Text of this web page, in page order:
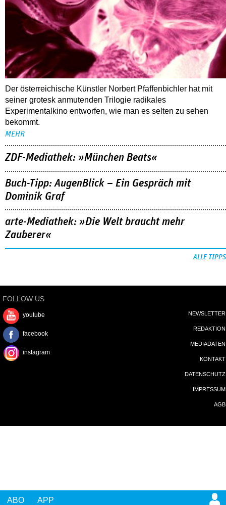
ABO APP
Der österreichische Künstler Norbert Pfaffenbichler hat mit
seiner grotesk anmutenden Trilogie radikales
Experimentalkino entworfen, wie man es selten zu sehen
bekommt.
MEHR
ZDF-Mediathek: »München Beats«
Buch-Tipp: AugenBlick – Ein Gespräch mit
Dominik Graf
arte-Mediathek: »Die Welt braucht mehr
Zauberer«
ALLE TIPPS
FOLLOW US
youtube
facebook
instagram
NEWSLETTER
REDAKTION
MEDIADATEN
KONTAKT
DATENSCHUTZ
IMPRESSUM
AGB